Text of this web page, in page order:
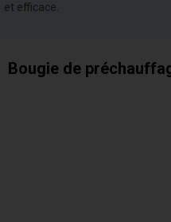
et efficace.
Bougie de